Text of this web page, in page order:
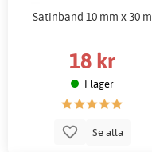
Satinband 10 mm x 30 m
18 kr
I lager
Se alla